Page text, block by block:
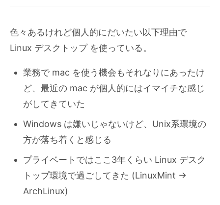
色々あるけれど個人的にだいたい以下理由で
Linux デスクトップ を使っている。
業務で mac を使う機会もそれなりにあったけ
ど、最近の mac が個人的にはイマイチな感じ
がしてきていた
Windows は嫌いじゃないけど、Unix系環境の
方が落ち着くと感じる
プライベートではここ3年くらい Linux デスク
トップ環境で過ごしてきた (LinuxMint ->
ArchLinux)